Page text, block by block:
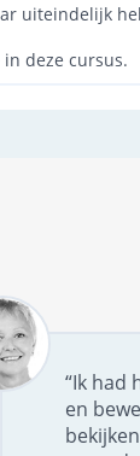
uiteindelijk
in deze cursus.
“Ik had
en